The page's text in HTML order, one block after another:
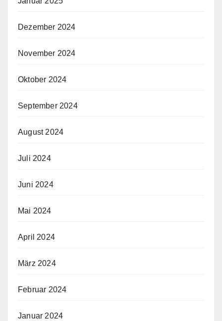
Dezember 2024
November 2024
Oktober 2024
September 2024
August 2024
Juli 2024
Juni 2024
Mai 2024
April 2024
März 2024
Februar 2024
Januar 2024